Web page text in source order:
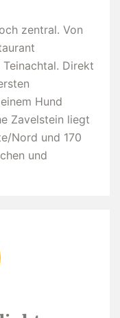
zentral. Von
Direkt
Hund
Zavelstein liegt
Nord und 170
und